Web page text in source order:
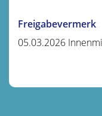
Freigabevermerk
05.03.2026